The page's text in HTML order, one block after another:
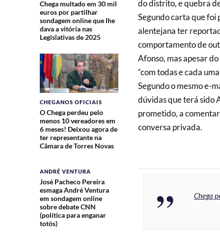
Chega multado em 30 mil
euros por partilhar
sondagem online que lhe
dava a vitória nas
Legislativas de 2025
CHEGANOS OFICIAIS
O Chega perdeu pelo
menos 10 vereadores em
6 meses! Deixou agora de
ter representante na
Câmara de Torres Novas
ANDRÉ VENTURA
José Pacheco Pereira
esmaga André Ventura
em sondagem online
sobre debate CNN
(política para enganar
totós)
do distrito, e quebra
Segundo carta que foi
alentejana ter
comportamento de
Afonso, mas apesar
“com todas e cada
Segundo o mesmo e-
dúvidas que terá sido
prometido, a
conversa privada.
Chega